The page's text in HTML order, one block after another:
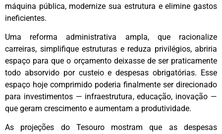
máquina pública, modernize sua estrutura e elimine gastos
ineficientes.
Uma reforma administrativa ampla, que racionalize
carreiras, simplifique estruturas e reduza privilégios, abriria
espaço para que o orçamento deixasse de ser praticamente
todo absorvido por custeio e despesas obrigatórias. Esse
espaço hoje comprimido poderia finalmente ser direcionado
para investimentos — infraestrutura, educação, inovação —
que geram crescimento e aumentam a produtividade.
As projeções do Tesouro mostram que as despesas